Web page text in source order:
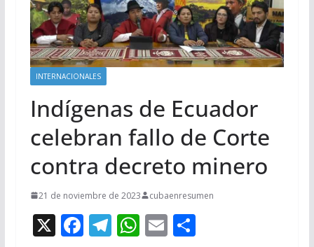
INTERNACIONALES
Indígenas de Ecuador
celebran fallo de Corte
contra decreto minero
21 de noviembre de 2023 cubaenresumen
X F T W E C